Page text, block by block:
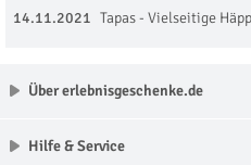
14.11.2021 Tapas - Vielseitige
Über erlebnisgeschenke.de
Hilfe & Service